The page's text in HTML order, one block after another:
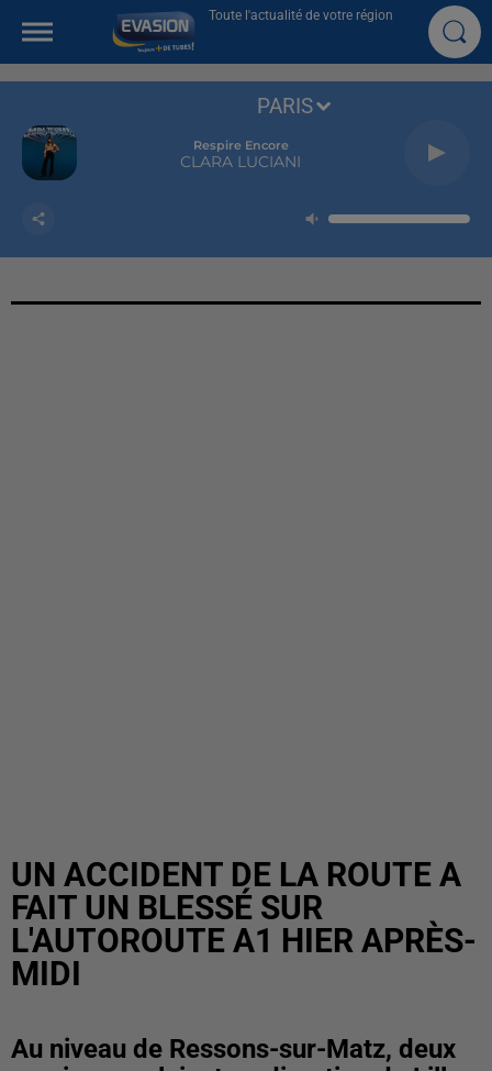
Toute l'actualité de votre région
Respire Encore
CLARA LUCIANI
PARIS
UN ACCIDENT DE LA ROUTE A
FAIT UN BLESSÉ SUR
L'AUTOROUTE A1 HIER APRÈS-
MIDI
Au niveau de Ressons-sur-Matz, deux